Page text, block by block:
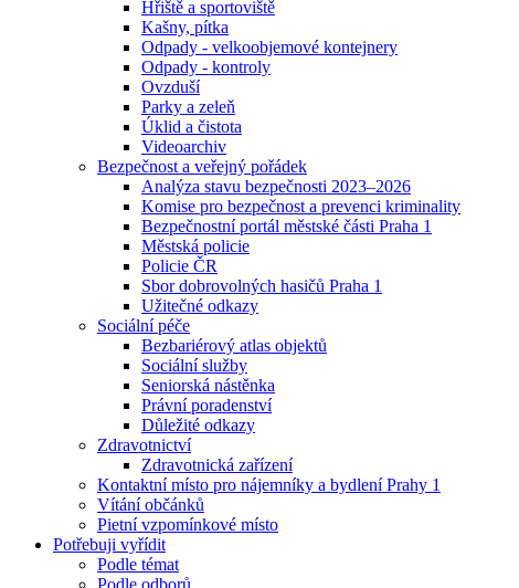
Hřiště a sportoviště
Kašny, pítka
Odpady - velkoobjemové kontejnery
Odpady - kontroly
Ovzduší
Parky a zeleň
Úklid a čistota
Videoarchiv
Bezpečnost a veřejný pořádek
Analýza stavu bezpečnosti 2023–2026
Komise pro bezpečnost a prevenci kriminality
Bezpečnostní portál městské části Praha 1
Městská policie
Policie ČR
Sbor dobrovolných hasičů Praha 1
Užitečné odkazy
Sociální péče
Bezbariérový atlas objektů
Sociální služby
Seniorská nástěnka
Právní poradenství
Důležité odkazy
Zdravotnictví
Zdravotnická zařízení
Kontaktní místo pro nájemníky a bydlení Prahy 1
Vítání občánků
Pietní vzpomínkové místo
Potřebuji vyřídit
Podle témat